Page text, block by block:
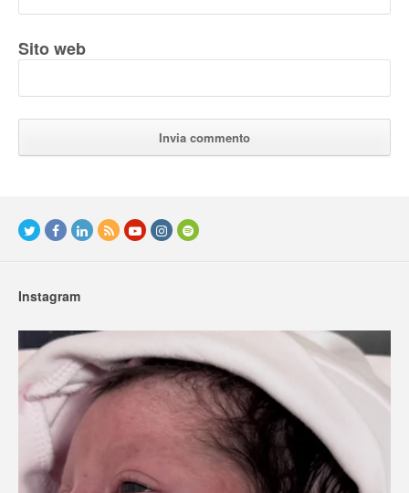
Sito web
Instagram